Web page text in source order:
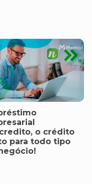
o crédito
para todo tipo